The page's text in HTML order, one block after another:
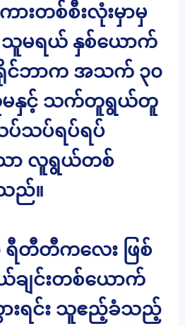
ားတစ်စီးလုံးမှာမှ
သူမရယ် နှစ်ယောက်
ရိုင်ဘာက အသက် ၃၀
သူမနှင့် သက်တူရွယ်တူ
ပ်သပ်ရပ်ရပ်
ော လူရွယ်တစ်
ည်။
ရီတီတီကလေး ဖြစ်
ျင်းတစ်ယောက်
ရင်း သူဧည့်ခံသည့်